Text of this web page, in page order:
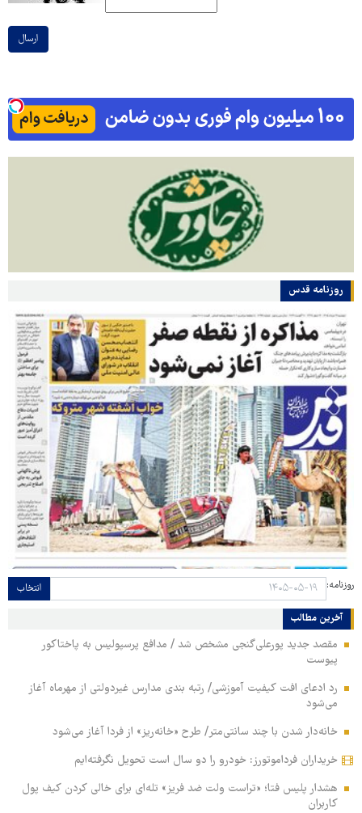
ارسال
روزنامه قدس
روزنامه: انتخاب
آخرین مطالب
مقصد جدید پورعلی‌گنجی مشخص شد / مدافع پرسپولیس به پاختاکور
پیوست
رد ادعای افت کیفیت آموزشی/ رتبه بندی مدارس غیردولتی از مهرماه آغاز
می‌شود
خانه‌دار شدن با چند سانتی‌متر/ طرح «خانه‌ریز» از فردا آغاز می‌شود
خریداران فرداموتورز: خودرو را دو سال است تحویل نگرفته‌ایم
هشدار پلیس فتا؛ «تراست ولت ضد فریز» تله‌ای برای خالی کردن کیف پول
کاربران